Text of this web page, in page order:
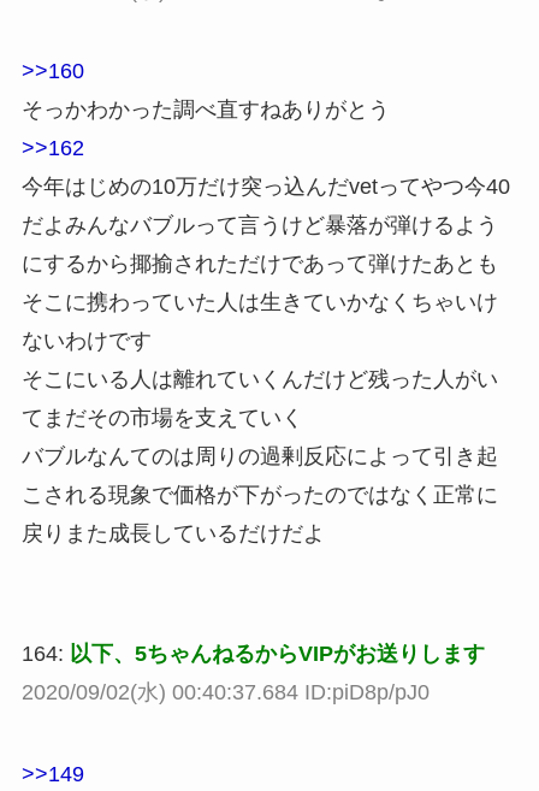
>>160
そっかわかった調べ直すねありがとう
>>162
今年はじめの10万だけ突っ込んだvetってやつ今40
だよみんなバブルって言うけど暴落が弾けるよう
にするから揶揄されただけであって弾けたあとも
そこに携わっていた人は生きていかなくちゃいけ
ないわけです
そこにいる人は離れていくんだけど残った人がい
てまだその市場を支えていく
バブルなんてのは周りの過剰反応によって引き起
こされる現象で価格が下がったのではなく正常に
戻りまた成長しているだけだよ
164: 以下、5ちゃんねるからVIPがお送りします
2020/09/02(水) 00:40:37.684 ID:piD8p/pJ0
>>149